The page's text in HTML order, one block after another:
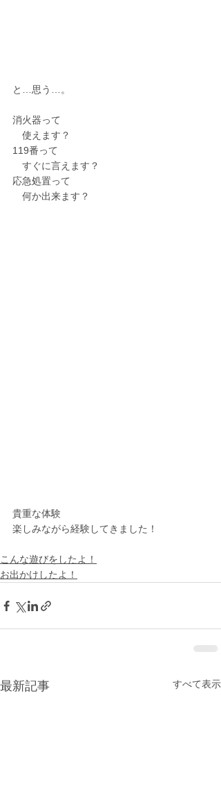
と…思う…。
消火器って
使えます？
119番って
すぐに言えます？
応急処置って
何か出来ます？
貴重な体験
楽しみながら経験してきました！
こんな遊びをしたよ！
お出かけしたよ！
最新記事 すべて表示